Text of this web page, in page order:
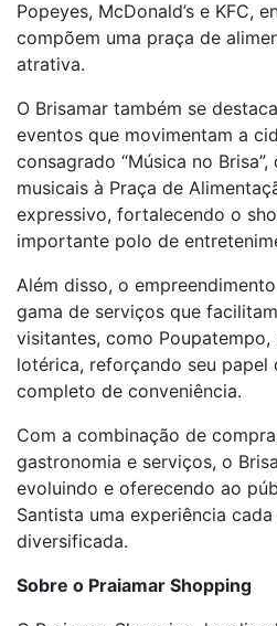
Popeyes, McDonald’s e KFC,
compõem uma praça de
atrativa.
O Brisamar também se
eventos que movimentam a
consagrado “Música no
musicais à Praça de
expressivo, fortalecendo o
importante polo de
Além disso, o
gama de serviços que
visitantes, como
lotérica, reforçando seu papel
completo de conveniência.
Com a combinação de
gastronomia e serviços, o
evoluindo e oferecendo ao
Santista uma experiência
diversificada.
Sobre o Praiamar Shopping